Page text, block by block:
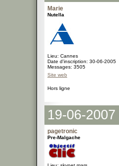
Marie
Nutella
Lieu: Cannes
Date d'inscription: 30-06-2005
Messages: 3505
Site web
Hors ligne
19-06-
pagetronic
Pre-Malgache